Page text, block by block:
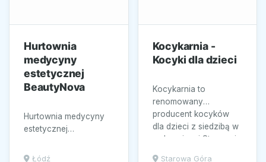
Hurtownia
medycyny
estetycznej
BeautyNova
Hurtownia medycyny
estetycznej
miejsce dla
Łódź
Kocykarnia -
Kocyki dla dzieci
Kocykarnia to
renomowany
producent kocyków
dla dzieci z siedzibą w
malowniczej Starowej
Starowa Góra